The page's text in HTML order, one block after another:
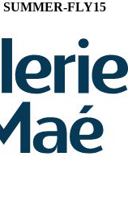
SUMMER-FLY15